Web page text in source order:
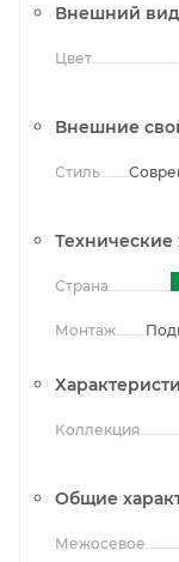
Внешний вид
Цвет
Внешние
Стиль
Технические
Страна
Монтаж
Коллекция
Общие
Межосевое